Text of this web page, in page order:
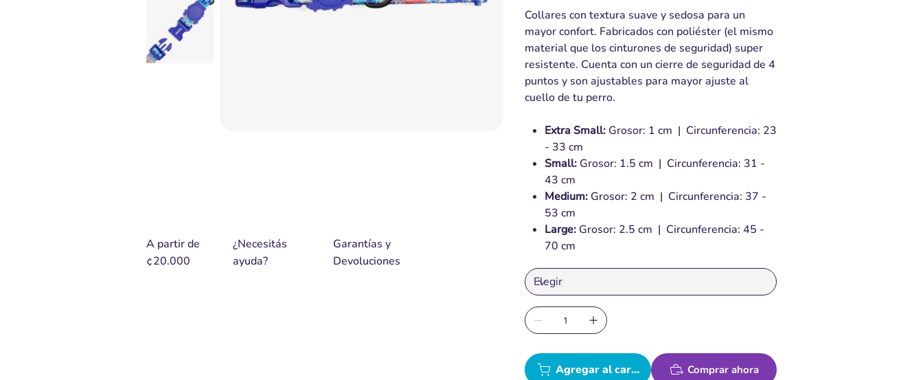
Collares con textura suave y sedosa para un
mayor confort. Fabricados con poliéster (el mismo
material que los cinturones de seguridad) super
resistente. Cuenta con un cierre de seguridad de 4
puntos y son ajustables para mayor ajuste al
cuello de tu perro.
Extra Small:Grosor: 1 cm | Circunferencia: 23
- 33 cm
Small:Grosor: 1.5 cm | Circunferencia: 31 -
43 cm
Medium:Grosor: 2 cm | Circunferencia: 37 -
53 cm
Large:Grosor: 2.5 cm | Circunferencia: 45 -
70 cm
Agregar al carrito Comprar ahora
A partir de
¢20.000
¿Necesitás
ayuda?
Garantías y
Devoluciones